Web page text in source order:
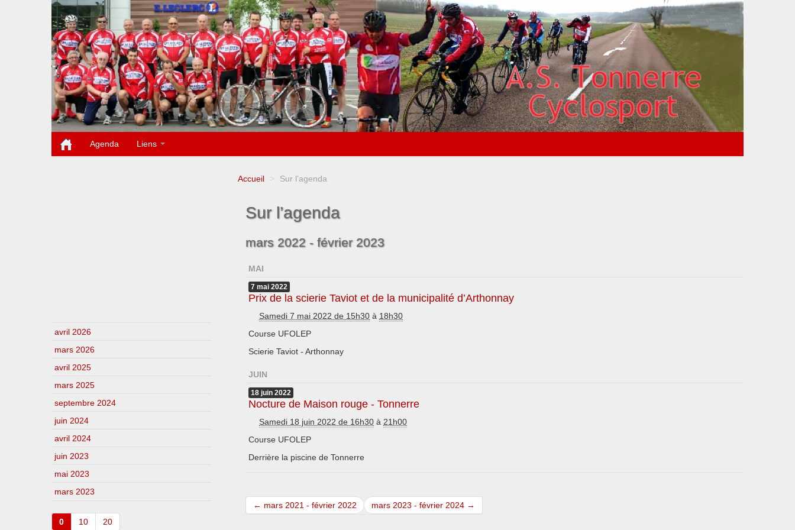
Agenda Liens
Accueil > Sur l’agenda
Sur l’agenda
mars 2022 - février 2023
MAI
7 mai 2022
Prix de la scierie Taviot et de la municipalité d’Arthonnay
Samedi 7 mai 2022 de 15h30 à 18h30
Course UFOLEP
Scierie Taviot - Arthonnay
JUIN
18 juin 2022
Nocture de Maison rouge - Tonnerre
Samedi 18 juin 2022 de 16h30 à 21h00
Course UFOLEP
Derrière la piscine de Tonnerre
← mars 2021 - février 2022 mars 2023 - février 2024 →
avril 2026
mars 2026
avril 2025
mars 2025
septembre 2024
juin 2024
avril 2024
juin 2023
mai 2023
mars 2023
0 10 20